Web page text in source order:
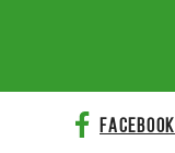
Facebook